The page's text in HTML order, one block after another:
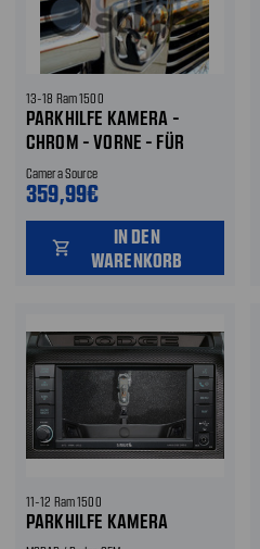
13-18 Ram 1500
PARKHILFE KAMERA -
CHROM - VORNE - FÜR
ZUBEHÖR DISPLAYS
Camera Source
359,99€
shopping_cart
IN DEN
WARENKORB
11-12 Ram 1500
PARKHILFE KAMERA